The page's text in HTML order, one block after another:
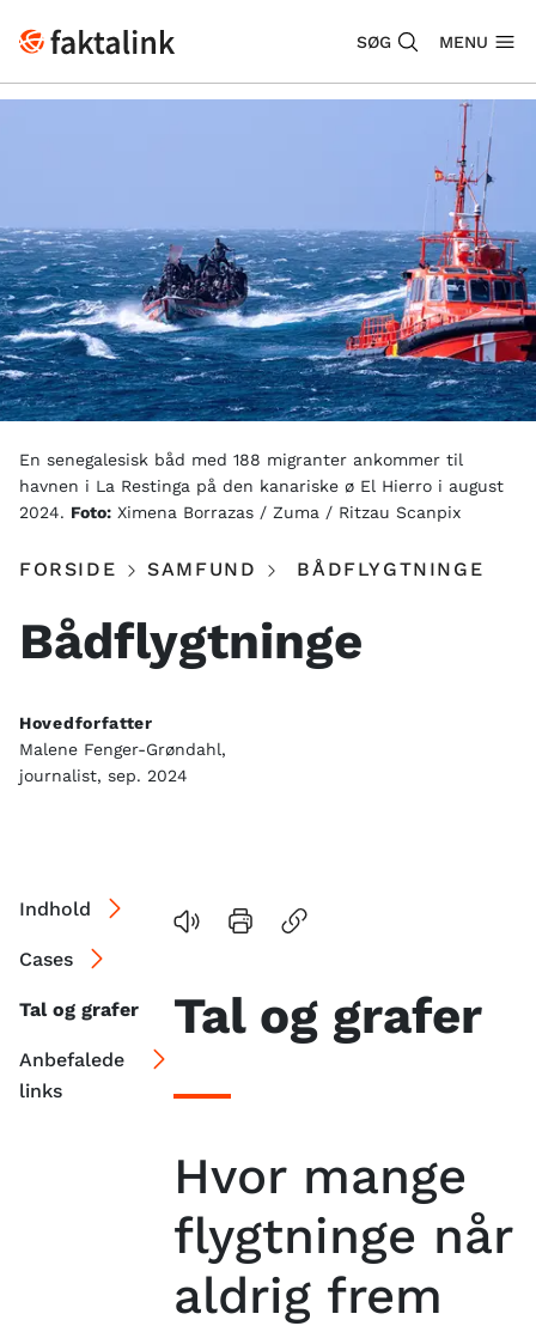
SØG MENU
En senegalesisk båd med 188 migranter ankommer til
havnen i La Restinga på den kanariske ø El Hierro i august
2024. Foto: Ximena Borrazas / Zuma / Ritzau Scanpix
FORSIDE SAMFUND BÅDFLYGTNINGE
Bådflygtninge
Hovedforfatter
Malene Fenger-Grøndahl,
journalist, sep. 2024
Indhold
Cases
Tal og grafer
Anbefalede
links
Tal og grafer
Hvor mange
flygtninge når
aldrig frem